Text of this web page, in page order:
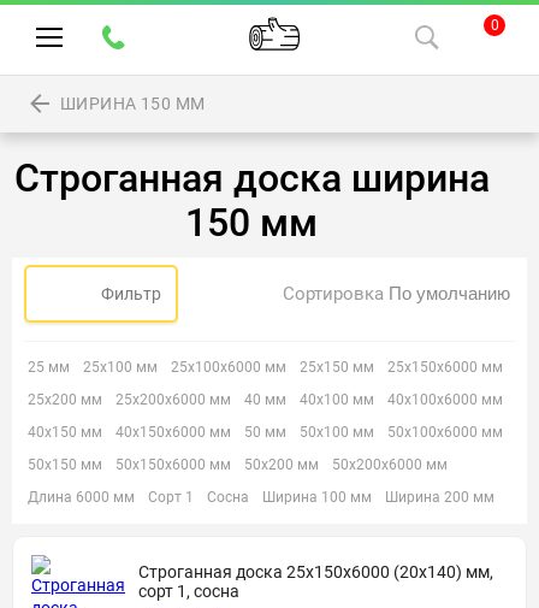
0
ШИРИНА 150 ММ
Строганная доска ширина
150 мм
Фильтр Сортировка
25 мм 25х100 мм 25х100х6000 мм 25х150 мм
25х150х6000 мм
25х200 мм
25х200х6000 мм 40 мм 40х100 мм
40х100х6000 мм
40х150 мм
40х150х6000 мм 50 мм 50х100 мм
50х100х6000 мм
50х150 мм
50х150х6000 мм 50х200 мм
50х200х6000 мм
Длина 6000 мм
Сорт 1 Сосна Ширина 100 мм Ширина 200 мм
Строганная доска 25х150х6000 (20х140) мм,
сорт 1, сосна